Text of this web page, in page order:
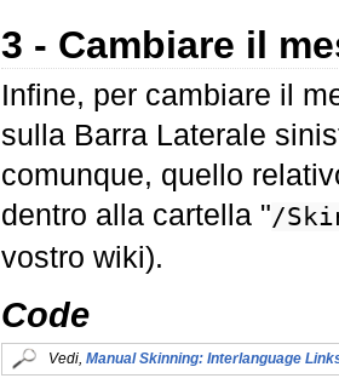
3 - Cambiare il
Infine, per cambiare il
sulla Barra Laterale
comunque, quello
dentro alla cartella "/
vostro wiki).
Code
Vedi, Manual Skinning: Interlanguage